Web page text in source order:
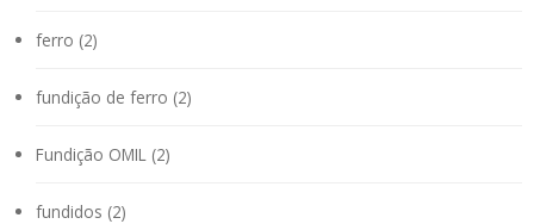
ferro (2)
fundição de ferro (2)
Fundição OMIL (2)
fundidos (2)